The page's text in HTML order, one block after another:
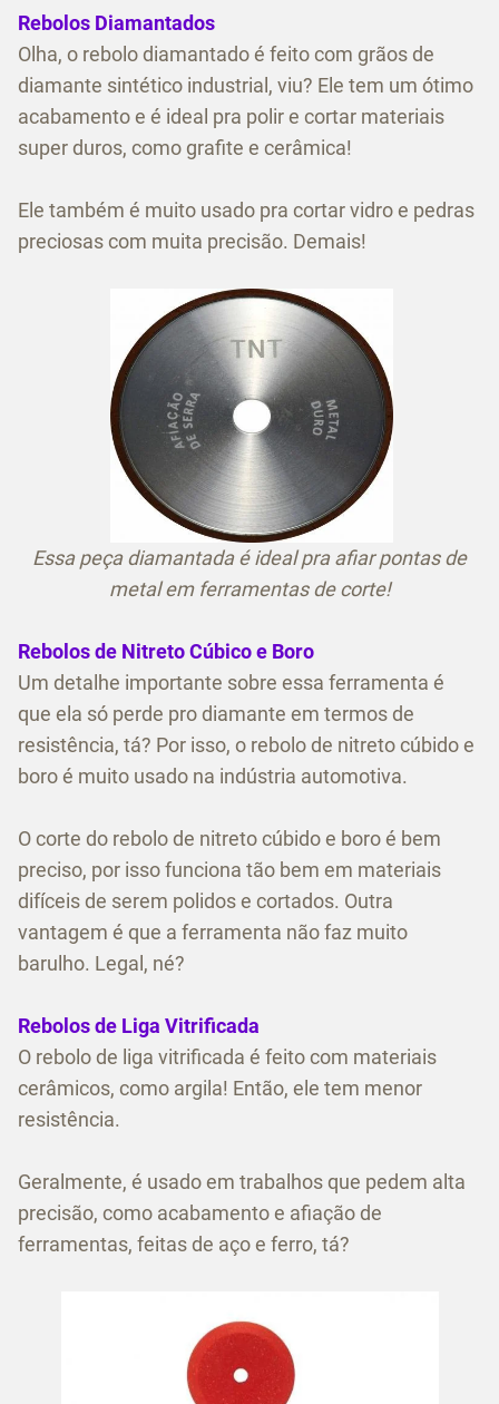
Rebolos Diamantados
Olha, o rebolo diamantado é feito com grãos de
diamante sintético industrial, viu? Ele tem um ótimo
acabamento e é ideal pra polir e cortar materiais
super duros, como grafite e cerâmica!
Ele também é muito usado pra cortar vidro e pedras
preciosas com muita precisão. Demais!
Essa peça diamantada é ideal pra afiar pontas de
metal em ferramentas de corte!
Rebolos de Nitreto Cúbico e Boro
Um detalhe importante sobre essa ferramenta é
que ela só perde pro diamante em termos de
resistência, tá? Por isso, o rebolo de nitreto cúbido e
boro é muito usado na indústria automotiva.
O corte do rebolo de nitreto cúbido e boro é bem
preciso, por isso funciona tão bem em materiais
difíceis de serem polidos e cortados. Outra
vantagem é que a ferramenta não faz muito
barulho. Legal, né?
Rebolos de Liga Vitrificada
O rebolo de liga vitrificada é feito com materiais
cerâmicos, como argila! Então, ele tem menor
resistência.
Geralmente, é usado em trabalhos que pedem alta
precisão, como acabamento e afiação de
ferramentas, feitas de aço e ferro, tá?